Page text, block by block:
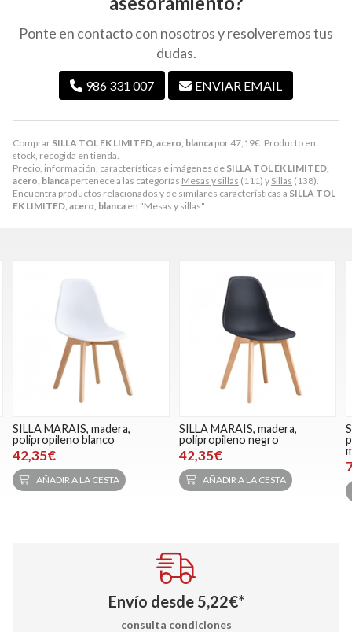
Comprar SILLA TOL EK LIMITED, acero, blanca por47,19€ . Producto en
stock, recogida en tienda.
Precio, información, características e imágenes de SILLA TOL EK LIMITED,
acero, blanca pertenece a las categorías Mesas y sillas (111) y Sillas (138).
Encuentra productos relacionados y de similares características a SILLA TOL
EK LIMITED, acero, blanca en "Mesas y sillas".
Ponte en contacto con nosotros y resolveremos tus
dudas.
986 331 007 ENVIAR EMAIL
MARAIS, madera,
blanco
AÑADIR A LA CESTA
SILLA MARAIS, madera,
polipropileno negro
42,35€
AÑADIR A LA CESTA
SILLA
71,39€
Envío desde 5,22€*
consulta condiciones